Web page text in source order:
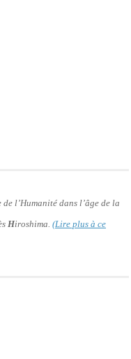
l’Humanité dans l’âge de la
Hiroshima. (Lire plus à ce